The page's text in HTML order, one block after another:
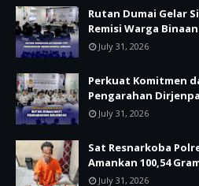
Rutan Dumai Gelar
Remisi Warga Binaan
July 31, 2026
Perkuat Komitmen
Pengarahan
July 31, 2026
Sat Resnarkoba
Amankan 100,54
July 31, 2026